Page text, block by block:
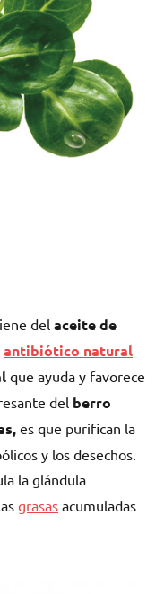
del aceite de
antibiótico natural
que ayuda y favorece
del berro
es que purifican la
y los desechos.
la glándula
grasas acumuladas